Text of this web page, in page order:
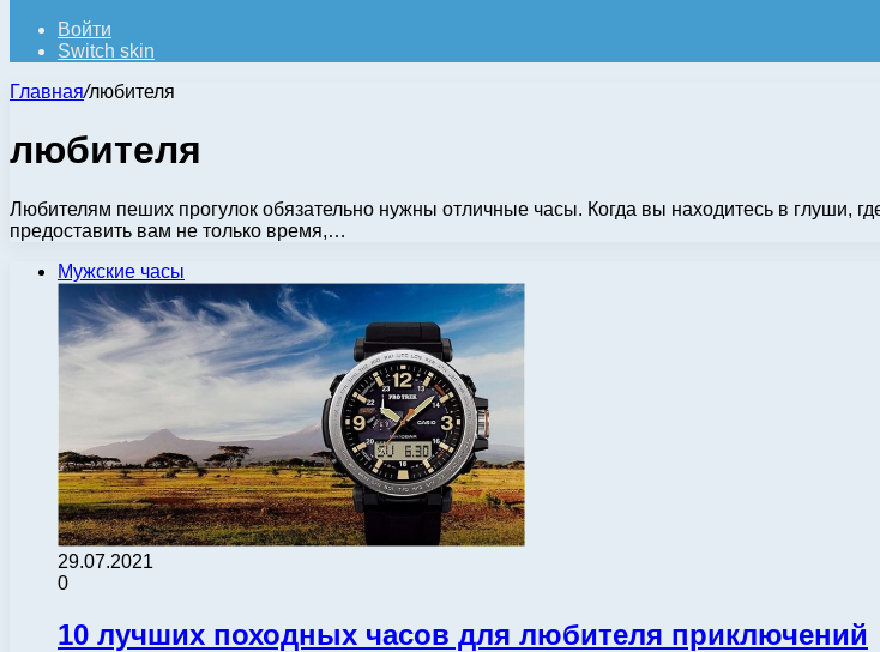
Войти
Switch skin
Главная/любителя
любителя
Любителям пеших прогулок обязательно нужны отличные часы. Когда вы находитесь в глуши,
предоставить вам не только время,…
Мужские часы
29.07.2021
0
10 лучших походных часов для любителя приключений